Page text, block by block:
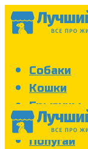
Собаки
Кошки
Грызуны
Аквариум
Попугаи